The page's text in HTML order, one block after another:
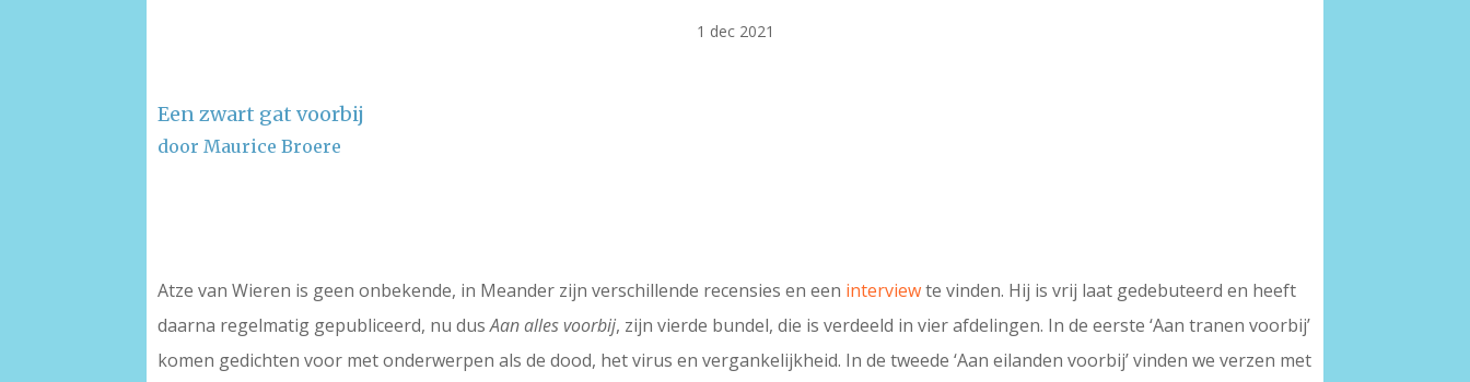
1 dec 2021
Een zwart gat voorbij
door Maurice Broere
Atze van Wieren is geen onbekende, in Meander zijn verschillende recensies en een interviewte vinden. Hij is vrij laat gedebuteerd en heeft
daarna regelmatig gepubliceerd, nu dusAan alles voorbij, zijn vierde bundel, die is verdeeld in vier afdelingen. In de eerste ‘Aan tranen voorbij’
komen gedichten voor met onderwerpen als de dood, het virus en vergankelijkheid. In de tweede ‘Aan eilanden voorbij’ vinden we verzen met